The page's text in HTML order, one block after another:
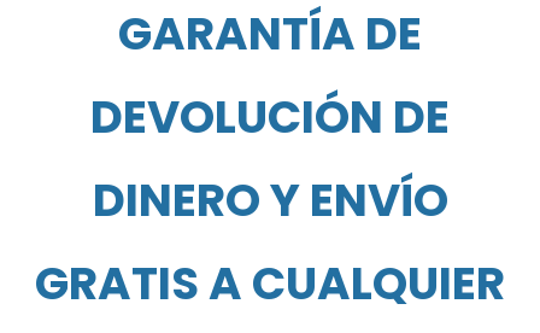
GARANTÍA DE
DEVOLUCIÓN DE
DINERO Y ENVÍO
GRATIS A CUALQUIER